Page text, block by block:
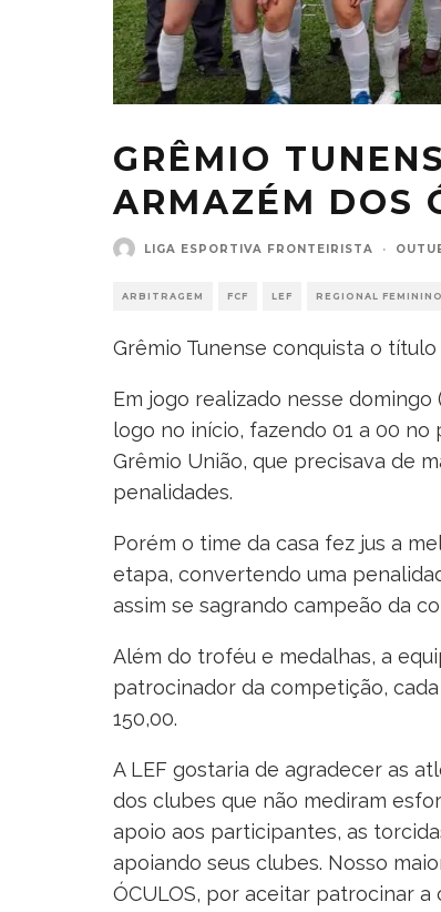
GRÊMIO
ARMAZÉM DOS
LIGA ESPORTIVA FRONTEIRISTA ·
ARBITRAGEM FCF LEF REGIONAL FEMININO
Grêmio Tunense conquista o
Em jogo realizado nesse
logo no início, fazendo 01 a 00
Grêmio União, que precisava de
penalidades.
Porém o time da casa fez jus a
etapa, convertendo uma
assim se sagrando campeão da
Além do troféu e medalhas, a
patrocinador da competição,
150,00.
A LEF gostaria de agradecer as
dos clubes que não mediram
apoio aos participantes, as
apoiando seus clubes. Nosso
ÓCULOS, por aceitar patrocinar